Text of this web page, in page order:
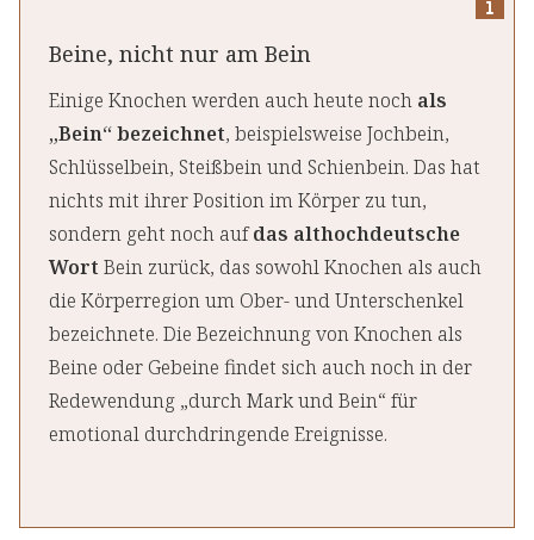
Beine, nicht nur am Bein
Einige Knochen werden auch heute noch als
„Bein“ bezeichnet, beispielsweise Jochbein,
Schlüsselbein, Steißbein und Schienbein. Das hat
nichts mit ihrer Position im Körper zu tun,
sondern geht noch aufdas althochdeutsche
Wort Bein zurück, das sowohl Knochen als auch
die Körperregion um Ober- und Unterschenkel
bezeichnete. Die Bezeichnung von Knochen als
Beine oder Gebeine findet sich auch noch in der
Redewendung „durch Mark und Bein“ für
emotional durchdringende Ereignisse.